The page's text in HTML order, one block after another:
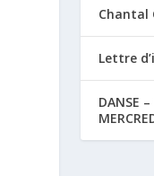
Chantal
Lettre
DANSE